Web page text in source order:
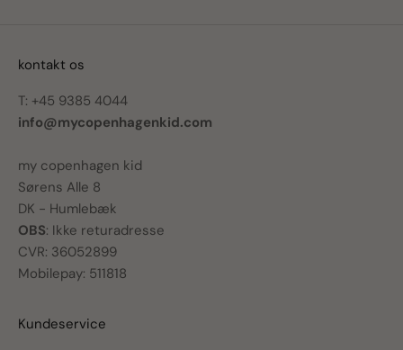
kontakt os
T: +45 9385 4044
info@mycopenhagenkid.com
my copenhagen kid
Sørens Alle 8
DK - Humlebæk
OBS: Ikke returadresse
CVR: 36052899
Mobilepay: 511818
Kundeservice